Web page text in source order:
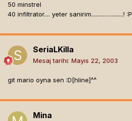
50 minstrel
40 infiltrator.... yeter sanirim......................! :P
SeriaLKilla
Mesaj tarihi: Mayıs 22, 2003
git mario oyna sen :D[hline]^^
Mina